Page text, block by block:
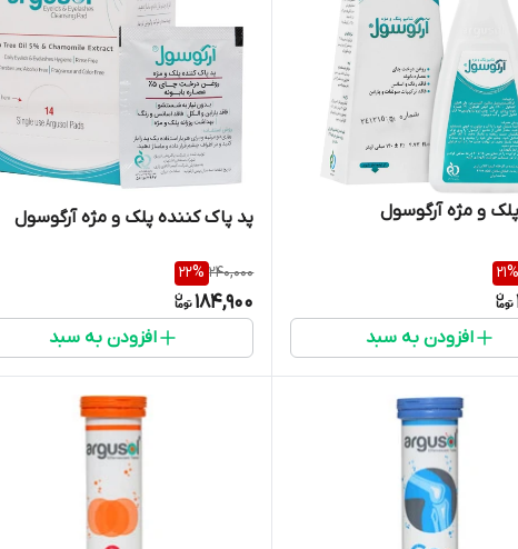
و مژه آرگوسول
21%
افزودن به سبد
پد پاک کننده پلک و مژه آرگوسول
240,000
22%
184,900
افزودن به سبد